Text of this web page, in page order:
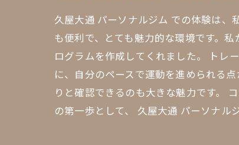
久屋大通 パーソナルジム での体験は、
も便利で、とても魅力的な環境です。
ログラムを作成してくれました。 トレ
に、自分のペースで運動を進められる
りと確認できるのも大きな魅力です。
の第一歩として、 久屋大通 パーソナル